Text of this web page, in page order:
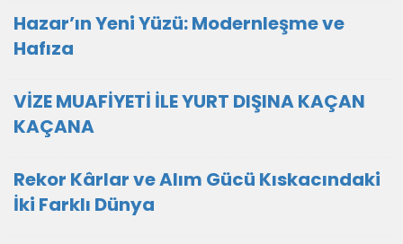
Hazar’ın Yeni Yüzü: Modernleşme ve
Hafıza
VİZE MUAFİYETİ İLE YURT DIŞINA KAÇAN
KAÇANA
Rekor Kârlar ve Alım Gücü Kıskacındaki
İki Farklı Dünya